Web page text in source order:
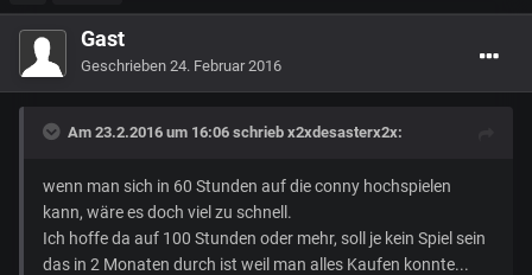
Gast
Geschrieben 24. Februar 2016
Am 23.2.2016 um 16:06 schrieb x2xdesasterx2x:
wenn man sich in 60 Stunden auf die conny hochspielen
kann, wäre es doch viel zu schnell.
Ich hoffe da auf 100 Stunden oder mehr, soll je kein Spiel sein
das in 2 Monaten durch ist weil man alles Kaufen konnte...